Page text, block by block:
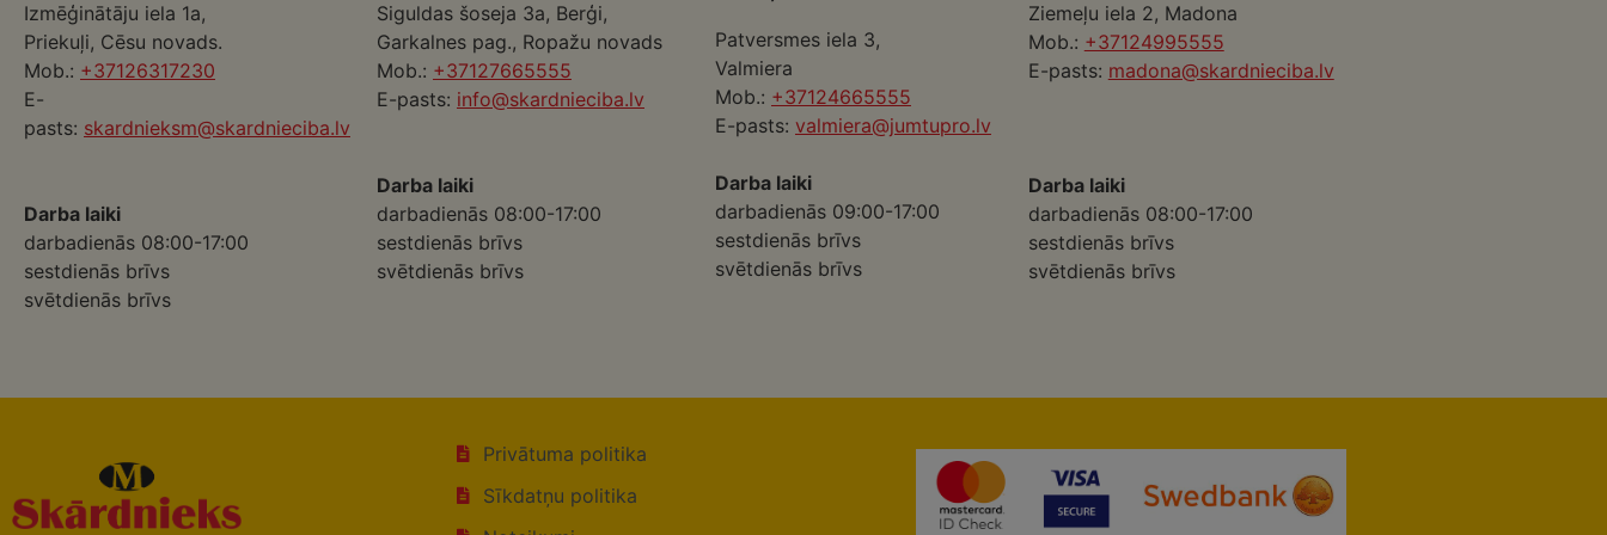
Izmēģinātāju iela 1a,
Priekuļi, Cēsu novads.
Mob.: +37126317230
E-
pasts: skardnieksm@skardnieciba.lv
Darba laiki
darbadienās 08:00-17:00
sestdienās brīvs
svētdienās brīvs
Siguldas šoseja 3a, Berģi,
Garkalnes pag., Ropažu novads
Mob.: +37127665555
E-pasts: info@skardnieciba.lv
Darba laiki
darbadienās 08:00-17:00
sestdienās brīvs
svētdienās brīvs
Patversmes iela 3,
Valmiera
Mob.: +37124665555
E-pasts: valmiera@jumtupro.lv
Darba laiki
darbadienās 09:00-17:00
sestdienās brīvs
svētdienās brīvs
Ziemeļu iela 2, Madona
Mob.: +37124995555
E-pasts: madona@skardnieciba.lv
Darba laiki
darbadienās 08:00-17:00
sestdienās brīvs
svētdienās brīvs
Privātuma politika
Sīkdatņu politika